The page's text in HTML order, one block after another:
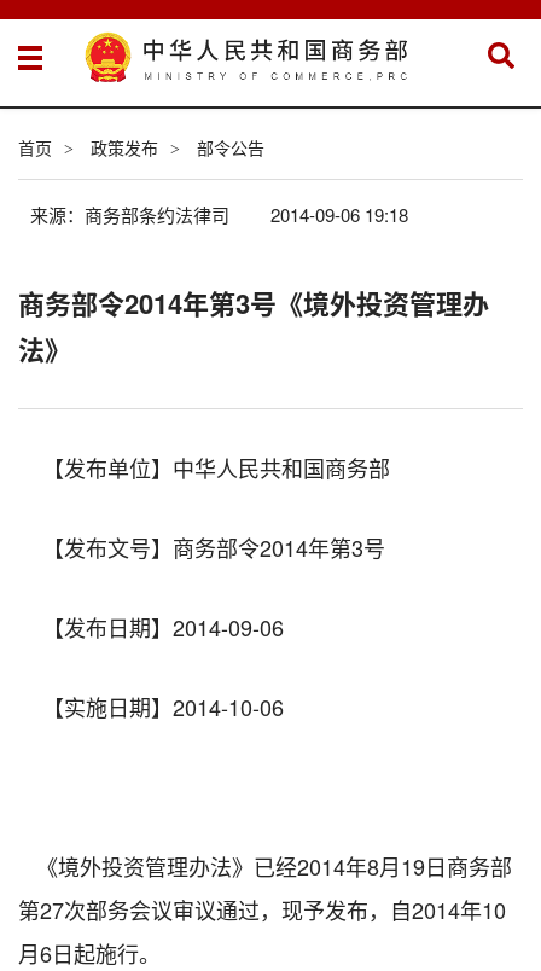
首页 > 政策发布 > 部令公告
来源：商务部条约法律司 2014-09-06 19:18
商务部令2014年第3号《境外投资管理办
法》
【发布单位】中华人民共和国商务部
【发布文号】商务部令2014年第3号
【发布日期】2014-09-06
【实施日期】2014-10-06
《境外投资管理办法》已经2014年8月19日商务部
第27次部务会议审议通过，现予发布，自2014年10
月6日起施行。